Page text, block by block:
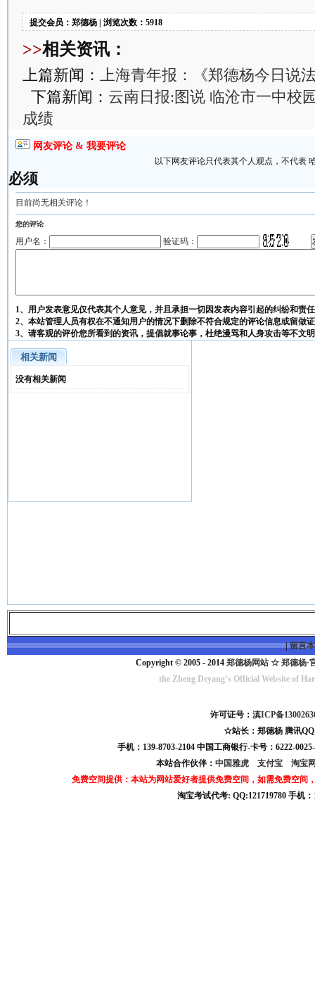
提交会员：郑德杨 | 浏览次数：5918
>>相关资讯：
上篇新闻： 上海青年报：《郑德杨今日说
下篇新闻： 云南日报:图说 临沧市一中校
成绩
网友评论 & 我要评论
以下网友评论只代表其个人观点，不代表
必须
目前尚无相关评论！
您的评论
用户名： 验证码：
1、用户发表意见仅代表其个人意见，并且承担一切因发表内容引起的纠纷和责
2、本站管理人员有权在不通知用户的情况下删除不符合规定的评论信息或留做
3、请客观的评价您所看到的资讯，提倡就事论事，杜绝漫骂和人身攻击等不文
相关新闻
没有相关新闻
|留言
Copyright © 2005 - 2014郑德杨网站 ☆ 郑德杨·
the Zheng Deyang’s Official Website of
许可证号： 滇ICP备
☆站长：郑德杨 腾讯
手机：139-8703-2104 中国工商银行-卡号：6222-
本站合作伙伴： 中国雅虎 支付宝
淘宝
免费空间提供：本站为网站爱好者提供免费空间，如需免费空间
淘宝考试代考: QQ:121719780 手机